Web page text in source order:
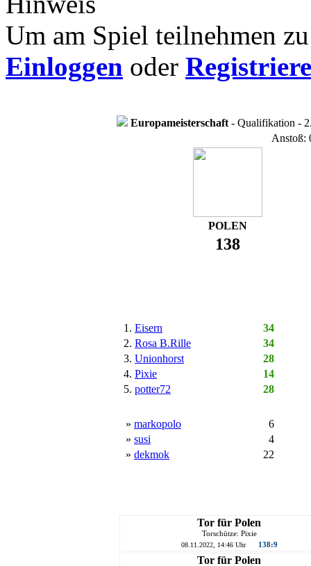
Um am Spiel teilnehmen
Einloggen oder
Europameisterschaft - Qualifikation -
Anstoß:
POLEN
138
1. Eisern
34
2. Rosa B.Rille
34
3. Unionhorst
28
4. Pixie
14
5. potter72 28
» markopolo
6
» susi
4
» dekmok 22
Tor für Polen
Torschütze: Pixie
08.11.2022, 14:46 Uhr 138:9
Tor für Polen